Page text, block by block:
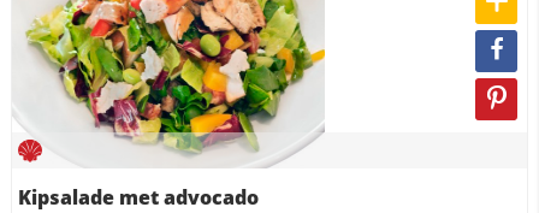
Kipsalade met advocado